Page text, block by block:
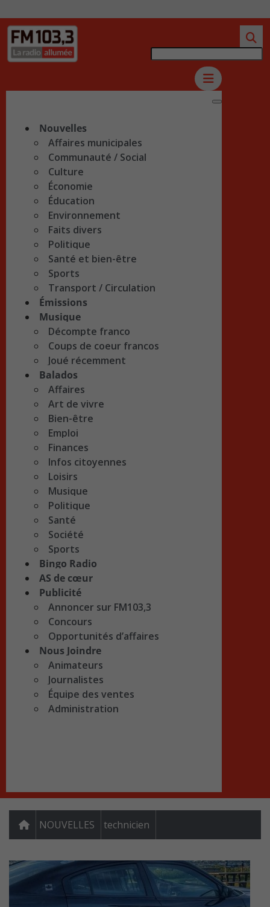
Nouvelles
Affaires municipales
Communauté / Social
Culture
Économie
Éducation
Environnement
Faits divers
Politique
Santé et bien-être
Sports
Transport / Circulation
Émissions
Musique
Décompte franco
Coups de coeur francos
Joué récemment
Balados
Affaires
Art de vivre
Bien-être
Emploi
Finances
Infos citoyennes
Loisirs
Musique
Politique
Santé
Société
Sports
Bingo Radio
AS de cœur
Publicité
Annoncer sur FM103,3
Concours
Opportunités d’affaires
Nous Joindre
Animateurs
Journalistes
Équipe des ventes
Administration
NOUVELLES technicien